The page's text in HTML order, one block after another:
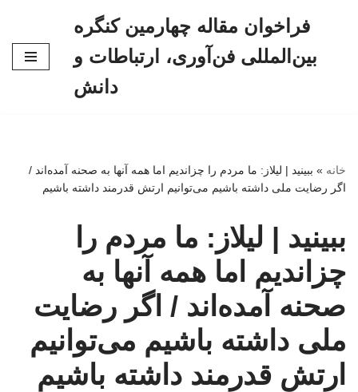
فراخوان مقاله چهارمین کنگره
بین‌المللی فن‌آوری، ارتباطات و
دانش
خانه » ببینید | لیلاز: ما مردم را چزاندیم اما همه آنها به صحنه آمده‌اند /
اگر رضایت ملی داشته باشیم می‌توانیم ارتش قدرمند داشته باشیم
ببینید | لیلاز: ما مردم را
چزاندیم اما همه آنها به
صحنه آمده‌اند / اگر رضایت
ملی داشته باشیم می‌توانیم
ارتش قدرمند داشته باشیم